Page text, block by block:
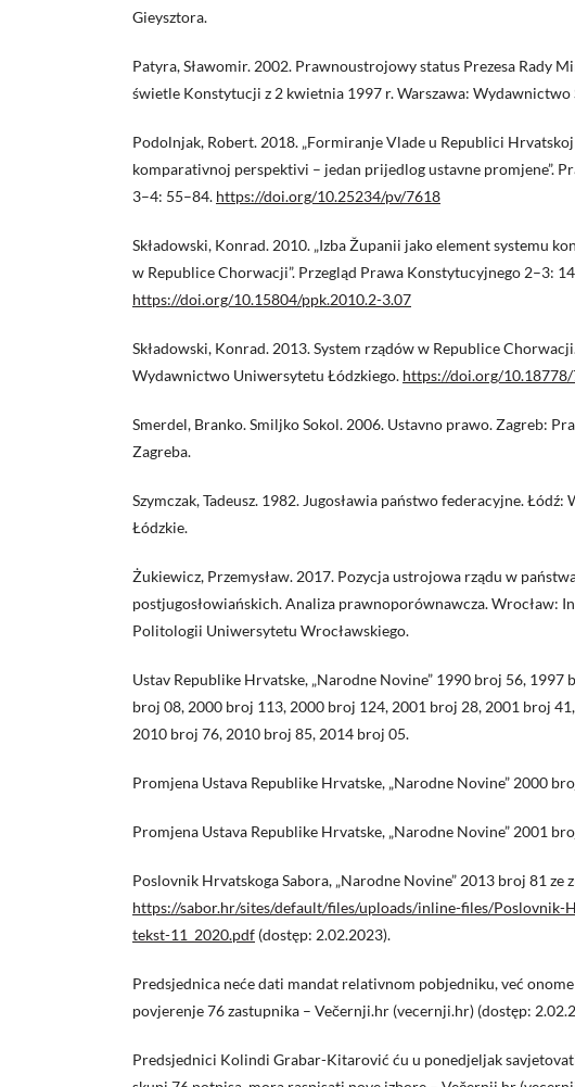
Gieysztora.
Patyra, Sławomir. 2002. Prawnoustrojowy status Prezesa Rady
świetle Konstytucji z 2 kwietnia 1997 r. Warszawa: Wydawnictwo
Podolnjak, Robert. 2018. „Formiranje Vlade u Republici
komparativnoj perspektivi – jedan prijedlog ustavne promjene”.
3–4: 55–84. https://doi.org/10.25234/pv/7618
Składowski, Konrad. 2010. „Izba Županii jako element systemu
w Republice Chorwacji”. Przegląd Prawa Konstytucyjnego 2–3:
https://doi.org/10.15804/ppk.2010.2-3.07
Składowski, Konrad. 2013. System rządów w Republice
Wydawnictwo Uniwersytetu Łódzkiego. https://doi.org/
Smerdel, Branko. Smiljko Sokol. 2006. Ustavno prawo. Zagreb:
Zagreba.
Szymczak, Tadeusz. 1982. Jugosławia państwo federacyjne.
Łódzkie.
Żukiewicz, Przemysław. 2017. Pozycja ustrojowa rządu w
postjugosłowiańskich. Analiza prawnoporównawcza. Wrocław:
Politologii Uniwersytetu Wrocławskiego.
Ustav Republike Hrvatske, „Narodne Novine” 1990 broj 56, 1997
broj 08, 2000 broj 113, 2000 broj 124, 2001 broj 28, 2001 broj
2010 broj 76, 2010 broj 85, 2014 broj 05.
Promjena Ustava Republike Hrvatske, „Narodne Novine” 2000
Promjena Ustava Republike Hrvatske, „Narodne Novine” 2001
Poslovnik Hrvatskoga Sabora, „Narodne Novine” 2013 broj 81 ze
https://sabor.hr/sites/default/files/uploads/inline-files/Poslovnik-
tekst-11_2020.pdf (dostęp: 2.02.2023).
Predsjednica neće dati mandat relativnom pobjedniku, već
povjerenje 76 zastupnika – Večernji.hr (vecernji.hr) (dostęp:
Predsjednici Kolindi Grabar-Kitarović ću u ponedjeljak